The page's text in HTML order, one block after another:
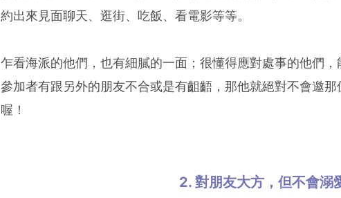
約出來見面聊天、逛街、吃飯、看電影等等。
乍看海派的他們，也有細膩的一面；很懂得應對處事的他們
參加者有跟另外的朋友不合或是有齟齬，那他就絕對不會邀
喔！
2. 對朋友大方，但不會溺